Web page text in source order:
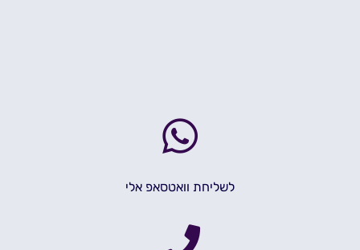
לשליחת וואטסאפ אלי